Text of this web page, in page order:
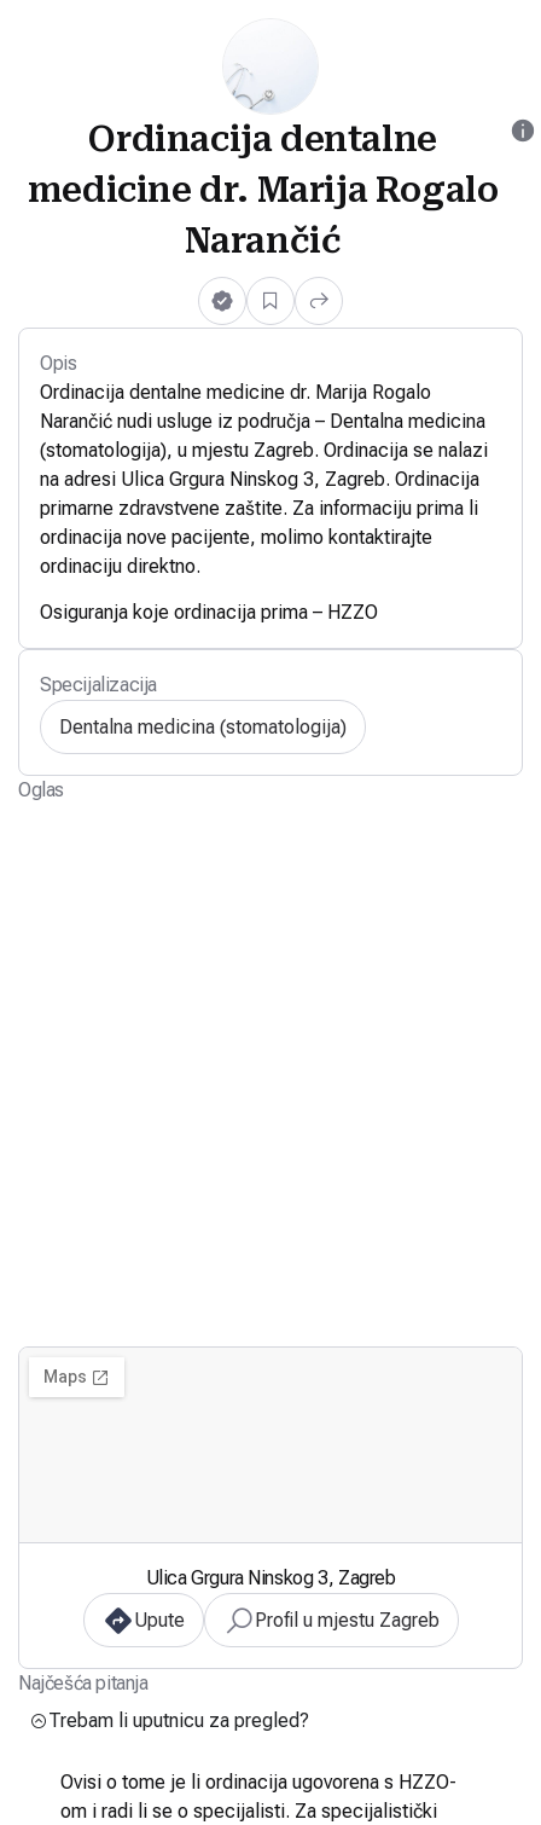
Ordinacija dentalne
medicine dr. Marija Rogalo
Narančić
Opis
Ordinacija dentalne medicine dr. Marija Rogalo
Narančić nudi usluge iz područja – Dentalna medicina
(stomatologija), u mjestu Zagreb. Ordinacija se nalazi
na adresi Ulica Grgura Ninskog 3, Zagreb. Ordinacija
primarne zdravstvene zaštite. Za informaciju prima li
ordinacija nove pacijente, molimo kontaktirajte
ordinaciju direktno.
Osiguranja koje ordinacija prima – HZZO
Specijalizacija
Dentalna medicina (stomatologija)
Oglas
Ulica Grgura Ninskog 3, Zagreb
Upute
Profil u mjestu Zagreb
Najčešća pitanja
Trebam li uputnicu za pregled?
Ovisi o tome je li ordinacija ugovorena s HZZO-
om i radi li se o specijalisti. Za specijalistički